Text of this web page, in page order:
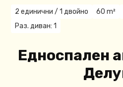
2 единични / 1 двойнo 60 m²
Раз. диван: 1
Едноспален